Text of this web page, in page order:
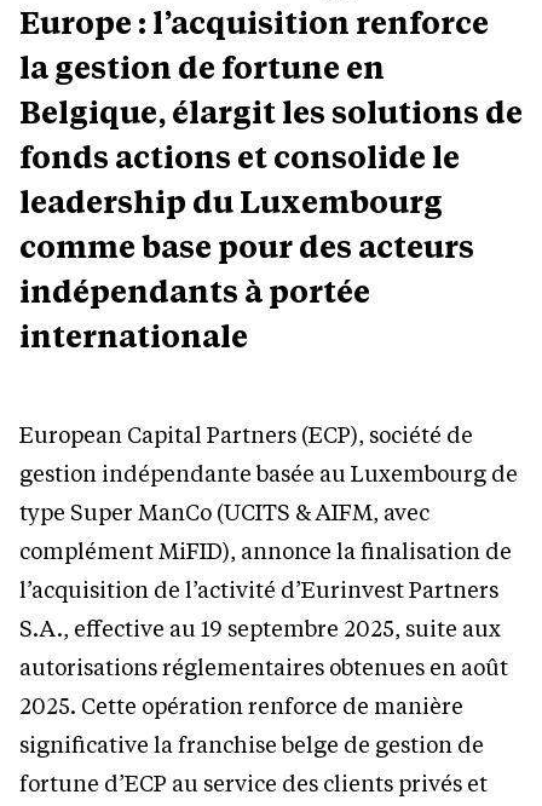
Europe : l’acquisition renforce
la gestion de fortune en
Belgique, élargit les solutions de
fonds actions et consolide le
leadership du Luxembourg
comme base pour des acteurs
indépendants à portée
internationale
European Capital Partners (ECP), société de
gestion indépendante basée au Luxembourg de
type Super ManCo (UCITS & AIFM, avec
complément MiFID), annonce la finalisation de
l’acquisition de l’activité d’Eurinvest Partners
S.A., effective au 19 septembre 2025, suite aux
autorisations réglementaires obtenues en août
2025. Cette opération renforce de manière
significative la franchise belge de gestion de
fortune d’ECP au service des clients privés et